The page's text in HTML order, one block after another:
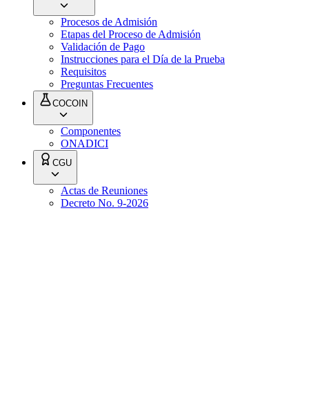
Procesos de Admisión
Etapas del Proceso de Admisión
Validación de Pago
Instrucciones para el Día de la Prueba
Requisitos
Preguntas Frecuentes
COCOIN
Componentes
ONADICI
CGU
Actas de Reuniones
Decreto No. 9-2026